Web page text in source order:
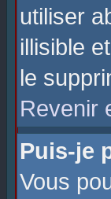
utiliser
illisible
le
Revenir
Puis-je
Vous